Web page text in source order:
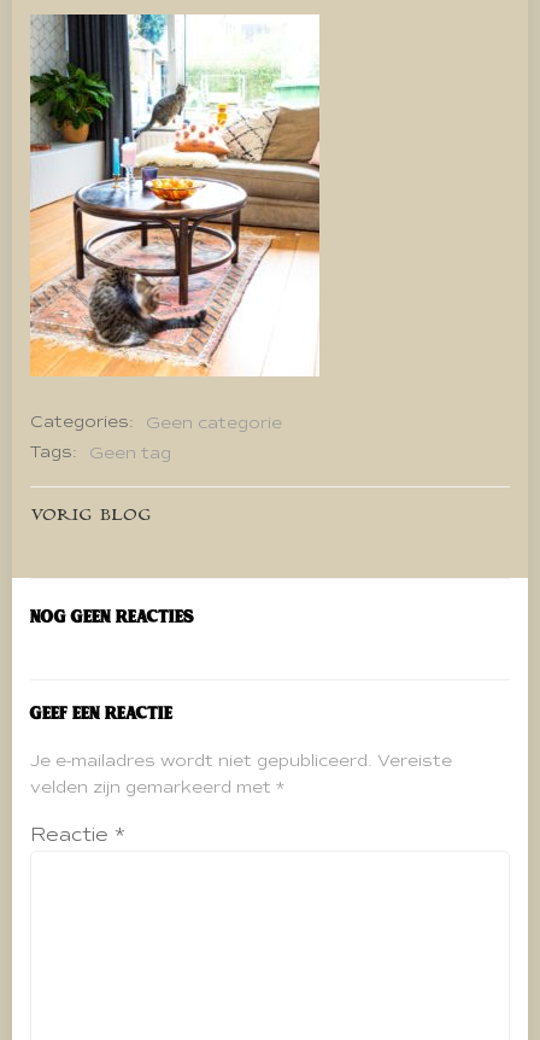
Categories:
Geen categorie
Tags:
Geen tag
Bericht
navigatie
VORIG BLOG
Nog geen reacties
Geef een reactie
Je e-mailadres wordt niet gepubliceerd. Vereiste
velden zijn gemarkeerd met *
Reactie *